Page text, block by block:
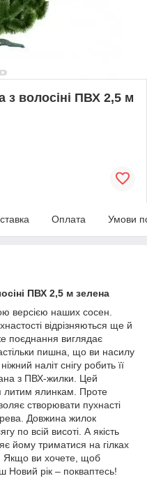
волосіні ПВХ 2,5 м
Оплата Умови
ПВХ 2,5 м зелена
версією наших сосен.
відрізняються ще й
поєднання виглядає
пишна, що ви насилу
наліт снігу робить її
з ПВХ-жилки. Цей
литим ялинкам. Проте
створювати пухнасті
Довжина жилок
по всій висоті. А якість
йому триматися на гілках
Якщо ви хочете, щоб
Новий рік – покваптесь!